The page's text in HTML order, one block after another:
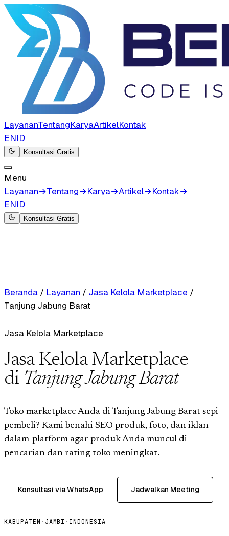
LayananTentangKaryaArtikelKontak
ENID
Konsultasi Gratis
Menu
Layanan→Tentang→Karya→Artikel→Kontak→
ENID
Konsultasi Gratis
Beranda / Layanan / Jasa Kelola Marketplace /
Tanjung Jabung Barat
Jasa Kelola Marketplace
Jasa Kelola Marketplace
di Tanjung Jabung Barat
Toko marketplace Anda di Tanjung Jabung Barat sepi
pembeli? Kami benahi SEO produk, foto, dan iklan
dalam-platform agar produk Anda muncul di
pencarian dan rating toko meningkat.
Konsultasi via WhatsApp Jadwalkan Meeting
KABUPATEN · JAMBI · INDONESIA